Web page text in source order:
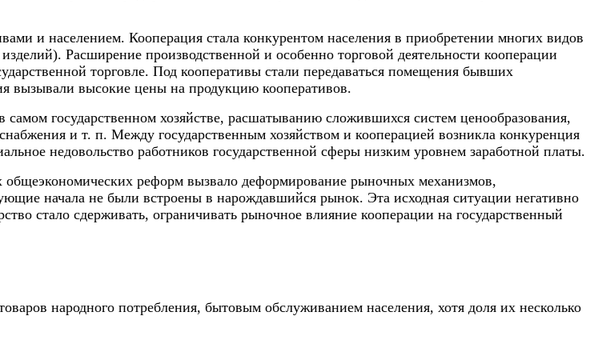
и населением. Кооперация стала конкурентом населения в приобретении многих видов
Расширение производственной и особенно торговой деятельности кооперации
торговле. Под кооперативы стали передаваться помещения бывших
вызывали высокие цены на продукцию кооперативов.
государственном хозяйстве, расшатыванию сложившихся систем ценообразования,
и т. п. Между государственным хозяйством и кооперацией возникла конкуренция
недовольство работников государственной сферы низким уровнем заработной платы.
реформ вызвало деформирование рыночных механизмов,
начала не были встроены в нарождавшийся рынок. Эта исходная ситуации негативно
стало сдерживать, ограничивать рыночное влияние кооперации на государственный
народного потребления, бытовым обслуживанием населения, хотя доля их несколько